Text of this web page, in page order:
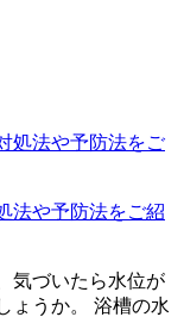
法や予防法をご紹
気づいたら水位が
ょうか。 浴槽の水